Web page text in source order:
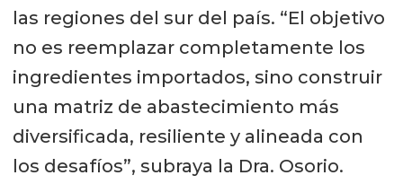
las regiones del sur del país. “El objetivo
no es reemplazar completamente los
ingredientes importados, sino construir
una matriz de abastecimiento más
diversificada, resiliente y alineada con
los desafíos”, subraya la Dra. Osorio.